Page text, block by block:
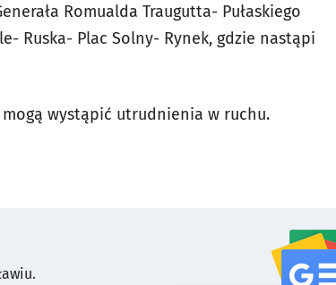
Romualda Traugutta- Pułaskiego
Ruska- Plac Solny- Rynek, gdzie nastąpi
wystąpić utrudnienia w ruchu.